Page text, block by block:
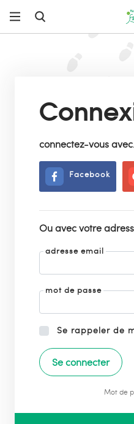
connectez-vous
Facebook
Ou avec votre
adresse email
mot de passe
Se rappeler de
Mot de